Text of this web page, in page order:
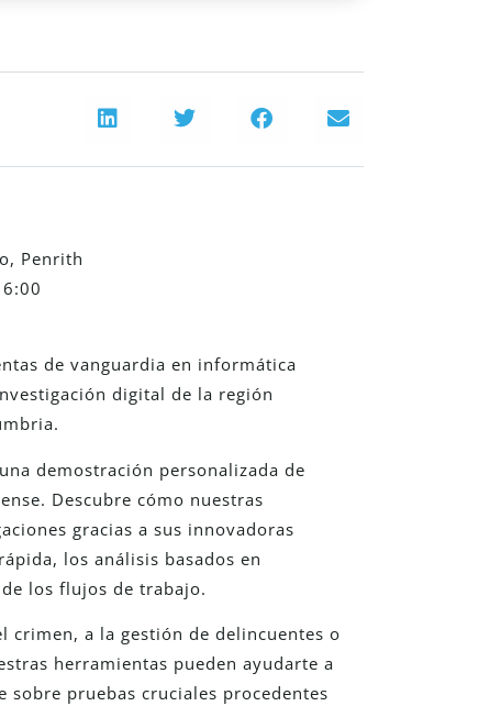
Penrith
de vanguardia en informática
digital de la región
demostración personalizada de
Descubre cómo nuestras
gracias a sus innovadoras
los análisis basados en
los flujos de trabajo.
crimen, a la gestión de delincuentes o
herramientas pueden ayudarte a
pruebas cruciales procedentes